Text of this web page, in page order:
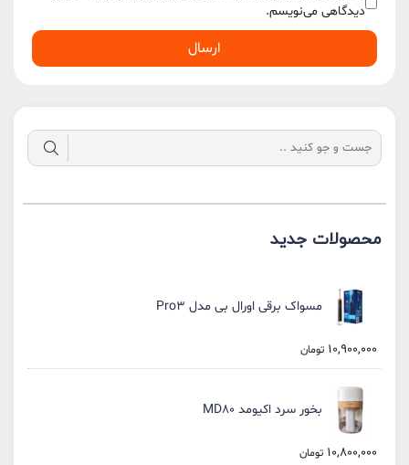
دیدگاهی می‌نویسم.
ارسال
محصولات جدید
مسواک برقی اورال بی مدل Pro3
10,900,000 تومان
بخور سرد اکیومد MD80
10,800,000 تومان